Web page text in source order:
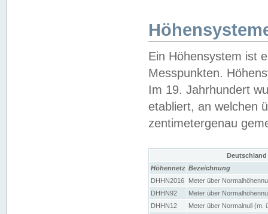
Ein Höhensystem ist
Messpunkten.
Im 19. Jahrhundert
etabliert, an welchen
zentimetergenau
Höhennetz Bezeichnung
DHHN2016
Meter über
DHHN92
Meter über
DHHN12
Meter über Normalnull (m.